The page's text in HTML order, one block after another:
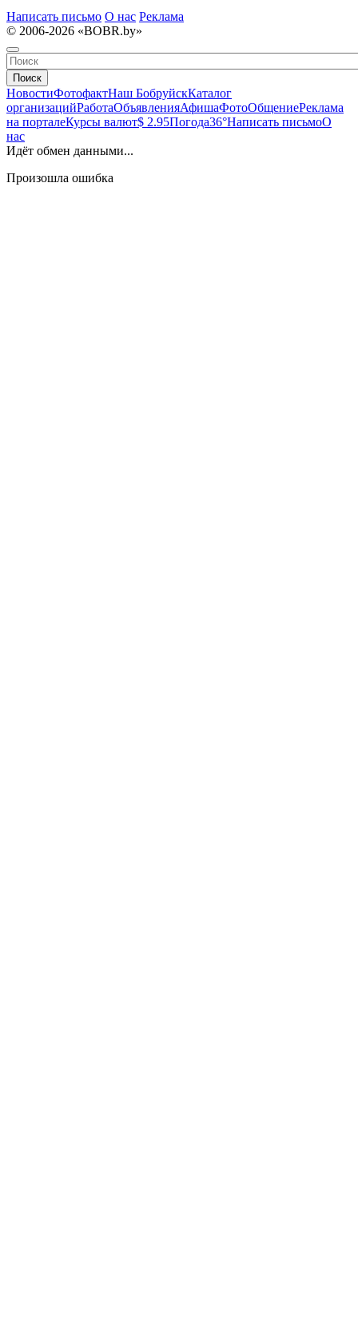
Написать письмо О нас Реклама
© 2006-2026 «BOBR.by»
Поиск
НовостиФотофактНаш БобруйскКаталог
организацийРаботаОбъявленияАфишаФотоОбщениеРеклама
на порталеКурсы валют$ 2.95Погода36°Написать письмоО
нас
Идёт обмен данными...
Произошла ошибка